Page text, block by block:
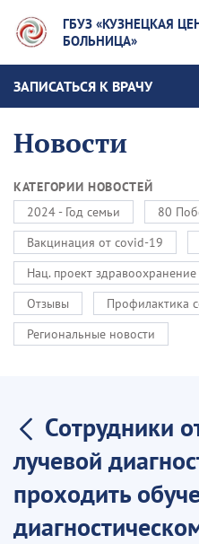
ГБУЗ «КУЗНЕЦКАЯ
БОЛЬНИЦА»
ЗАПИСАТЬСЯ К ВРАЧУ
Новости
КАТЕГОРИИ НОВОСТЕЙ
2024 - Год семьи
80
Вакцинация от covid-19
Нац. проект здравоохранение
Отзывы
Профилактика
Региональные новости
Сотрудники
лучевой
проходить